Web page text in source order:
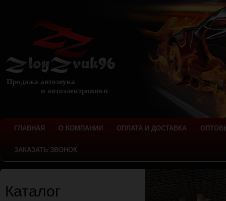
Продажа автозвука
и автоэлектроники
ГЛАВНАЯ О КОМПАНИИ ОПЛАТА И ДОСТАВКА
ЗАКАЗАТЬ ЗВОНОК
Каталог